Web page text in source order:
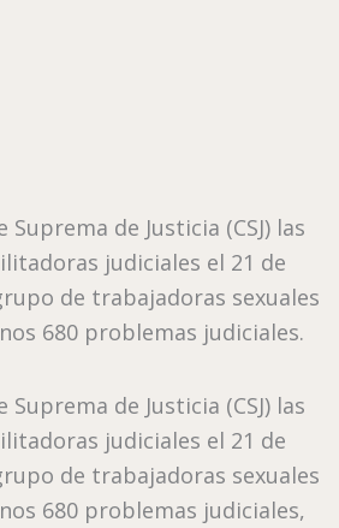
Suprema de Justicia (CSJ) las
judiciales el 21 de
de trabajadoras sexuales
680 problemas judiciales.
Suprema de Justicia (CSJ) las
judiciales el 21 de
de trabajadoras sexuales
680 problemas judiciales,